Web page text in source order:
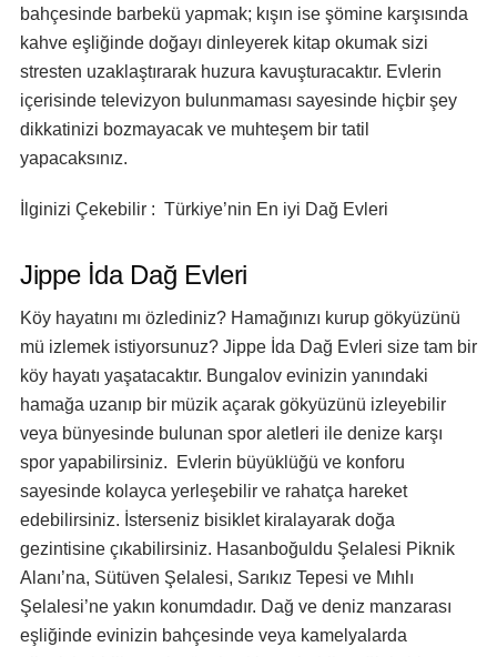
bahçesinde barbekü yapmak; kışın ise şömine karşısında
kahve eşliğinde doğayı dinleyerek kitap okumak sizi
stresten uzaklaştırarak huzura kavuşturacaktır. Evlerin
içerisinde televizyon bulunmaması sayesinde hiçbir şey
dikkatinizi bozmayacak ve muhteşem bir tatil
yapacaksınız.
İlginizi Çekebilir : Türkiye’nin En iyi Dağ Evleri
Jippe İda Dağ Evleri
Köy hayatını mı özlediniz? Hamağınızı kurup gökyüzünü
mü izlemek istiyorsunuz? Jippe İda Dağ Evleri size tam bir
köy hayatı yaşatacaktır. Bungalov evinizin yanındaki
hamağa uzanıp bir müzik açarak gökyüzünü izleyebilir
veya bünyesinde bulunan spor aletleri ile denize karşı
spor yapabilirsiniz. Evlerin büyüklüğü ve konforu
sayesinde kolayca yerleşebilir ve rahatça hareket
edebilirsiniz. İsterseniz bisiklet kiralayarak doğa
gezintisine çıkabilirsiniz. Hasanboğuldu Şelalesi Piknik
Alanı’na, Sütüven Şelalesi, Sarıkız Tepesi ve Mıhlı
Şelalesi’ne yakın konumdadır. Dağ ve deniz manzarası
eşliğinde evinizin bahçesinde veya kamelyalarda